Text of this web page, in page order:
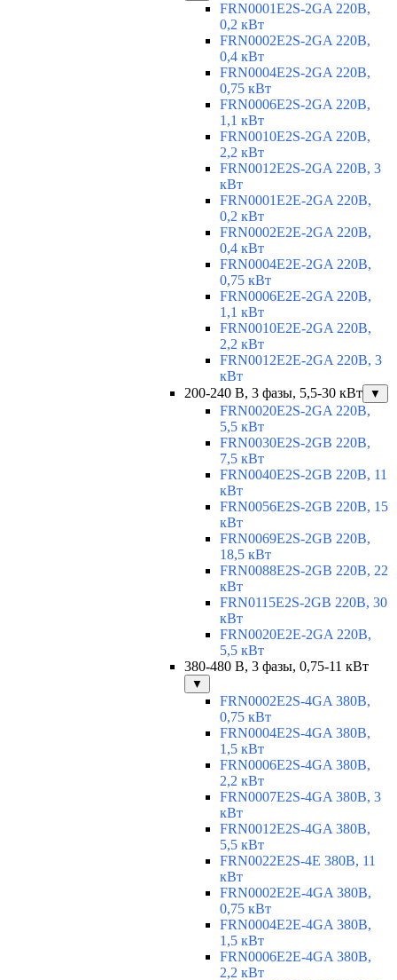
FRN0001E2S-2GA 220В,
0,2 кВт
FRN0002E2S-2GA 220В,
0,4 кВт
FRN0004E2S-2GA 220В,
0,75 кВт
FRN0006E2S-2GA 220В,
1,1 кВт
FRN0010E2S-2GA 220В,
2,2 кВт
FRN0012E2S-2GA 220В, 3
кВт
FRN0001E2E-2GA 220В,
0,2 кВт
FRN0002E2E-2GA 220В,
0,4 кВт
FRN0004E2E-2GA 220В,
0,75 кВт
FRN0006E2E-2GA 220В,
1,1 кВт
FRN0010E2E-2GA 220В,
2,2 кВт
FRN0012E2E-2GA 220В, 3
кВт
200-240 В, 3 фазы, 5,5-30 кВт
▼
FRN0020E2S-2GA 220В,
5,5 кВт
FRN0030E2S-2GB 220В,
7,5 кВт
FRN0040E2S-2GB 220В, 11
кВт
FRN0056E2S-2GB 220В, 15
кВт
FRN0069E2S-2GB 220В,
18,5 кВт
FRN0088E2S-2GB 220В, 22
кВт
FRN0115E2S-2GB 220В, 30
кВт
FRN0020E2E-2GA 220В,
5,5 кВт
380-480 В, 3 фазы, 0,75-11 кВт
▼
FRN0002E2S-4GA 380В,
0,75 кВт
FRN0004E2S-4GA 380В,
1,5 кВт
FRN0006E2S-4GA 380В,
2,2 кВт
FRN0007E2S-4GA 380В, 3
кВт
FRN0012E2S-4GA 380В,
5,5 кВт
FRN0022E2S-4E 380В, 11
кВт
FRN0002E2E-4GA 380В,
0,75 кВт
FRN0004E2E-4GA 380В,
1,5 кВт
FRN0006E2E-4GA 380В,
2,2 кВт